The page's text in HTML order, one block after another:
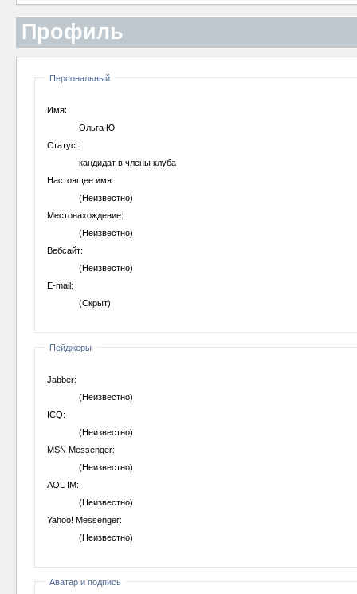
Профиль
Персональный
Имя:
Ольга Ю
Статус:
кандидат в члены клуба
Настоящее имя:
(Неизвестно)
Местонахождение:
(Неизвестно)
Вебсайт:
(Неизвестно)
E-mail:
(Скрыт)
Пейджеры
Jabber:
(Неизвестно)
ICQ:
(Неизвестно)
MSN Messenger:
(Неизвестно)
AOL IM:
(Неизвестно)
Yahoo! Messenger:
(Неизвестно)
Аватар и подпись